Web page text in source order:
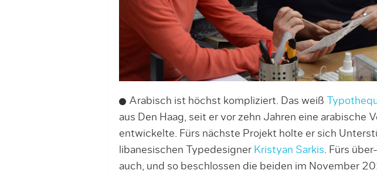
Arabisch ist höchst kompliziert. Das weiß
aus Den Haag, seit er vor zehn Jahren eine arabische
entwickelte. Fürs nächste Projekt holte er sich
libanesischen Typedesigner Kristyan Sarkis. Fürs
auch, und so beschlossen die beiden im November